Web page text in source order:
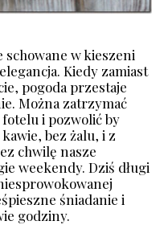
schowane w kieszeni
Kiedy zamiast
pogoda przestaje
Można zatrzymać
i pozwolić by
bez żalu, i z
chwilę nasze
weekendy. Dziś długi
śniadanie i
godziny.